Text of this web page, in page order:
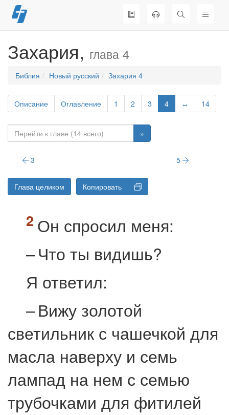
Перейти
к
Захария, глава 4
Библия Новый русский Захария 4
Описание Оглавление 1 2 3 4 ↔ 14
»
3 5
Глава целиком Копировать
Он спросил меня:
– Что ты видишь?
Я ответил:
– Вижу золотой
светильник с чашечкой для
масла наверху и семь
лампад на нем с семью
трубочками для фитилей